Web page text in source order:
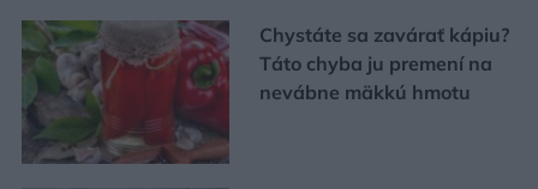
Chystáte sa zavárať kápiu?
Táto chyba ju premení na
nevábne mäkkú hmotu